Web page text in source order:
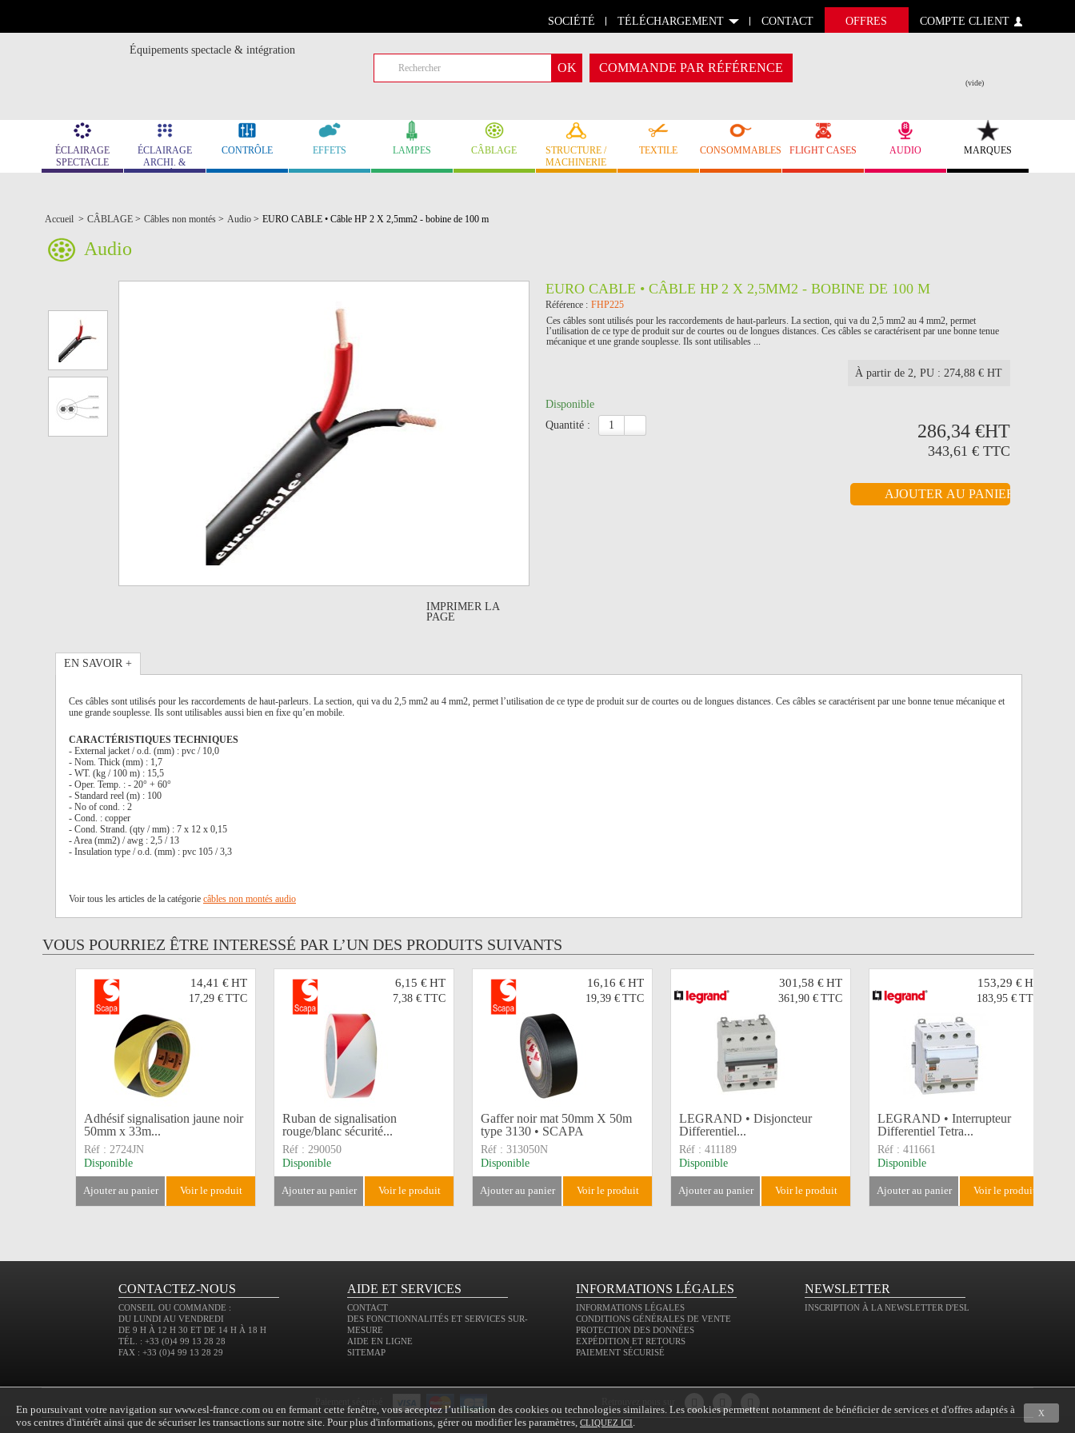
SOCIÉTÉ TÉLÉCHARGEMENT CONTACT OFFRES COMPTE CLIENT
Équipements spectacle & intégration
(vide)
COMMANDE PAR RÉFÉRENCE
ÉCLAIRAGE
SPECTACLE
ÉCLAIRAGE
ARCHI. &
MUSÉO.
CONTRÔLE EFFETS LAMPES CÂBLAGE
STRUCTURE /
MACHINERIE
TEXTILE CONSOMMABLES FLIGHT CASES AUDIO MARQUES
Accueil > CÂBLAGE > Câbles non montés > Audio > EURO CABLE • Câble HP 2 X 2,5mm2 - bobine de 100 m
Audio
IMPRIMER LA
PAGE
EURO CABLE • CÂBLE HP 2 X 2,5MM2 - BOBINE DE 100 M
Référence : FHP225
Ces câbles sont utilisés pour les raccordements de haut-parleurs. La section, qui va du 2,5 mm2 au 4 mm2, permet
l’utilisation de ce type de produit sur de courtes ou de longues distances. Ces câbles se caractérisent par une bonne tenue
mécanique et une grande souplesse. Ils sont utilisables ...
À partir de 2, PU : 274,88 € HT
Disponible
quantité :
286,34 €HT
343,61 € TTC
EN SAVOIR +
Ces câbles sont utilisés pour les raccordements de haut-parleurs. La section, qui va du 2,5 mm2 au 4 mm2, permet l’utilisation de ce type de produit sur de courtes ou de longues distances. Ces câbles se caractérisent par une bonne tenue mécanique et
une grande souplesse. Ils sont utilisables aussi bien en fixe qu’en mobile.
CARACTÉRISTIQUES TECHNIQUES
- External jacket / o.d. (mm) : pvc / 10,0
- Nom. Thick (mm) : 1,7
- WT. (kg / 100 m) : 15,5
- Oper. Temp. : - 20° + 60°
- Standard reel (m) : 100
- No of cond. : 2
- Cond. : copper
- Cond. Strand. (qty / mm) : 7 x 12 x 0,15
- Area (mm2) / awg : 2,5 / 13
- Insulation type / o.d. (mm) : pvc 105 / 3,3
Voir tous les articles de la catégorie câbles non montés audio
VOUS POURRIEZ ÊTRE INTERESSÉ PAR L’UN DES PRODUITS SUIVANTS
14,41 €HT
17,29 € TTC
Adhésif signalisation jaune noir
50mm x 33m...
Réf : 2724JN
Disponible
ajouter au panier voir le produit
6,15 €HT
7,38 € TTC
Ruban de signalisation
rouge/blanc sécurité...
Réf : 290050
Disponible
ajouter au panier voir le produit
16,16 €HT
19,39 € TTC
Gaffer noir mat 50mm X 50m
type 3130 • SCAPA
Réf : 313050N
Disponible
ajouter au panier voir le produit
301,58 €HT
361,90 € TTC
LEGRAND • Disjoncteur
Differentiel...
Réf : 411189
Disponible
ajouter au panier voir le produit
153,29 €HT
183,95 € TTC
LEGRAND • Interrupteur
Differentiel Tetra...
Réf : 411661
Disponible
ajouter au panier voir le produit
CONTACTEZ-NOUS
CONSEIL OU COMMANDE :
DU LUNDI AU VENDREDI
DE 9 H À 12 H 30 ET DE 14 H À 18 H
TÉL. : +33 (0)4 99 13 28 28
FAX : +33 (0)4 99 13 28 29
AIDE ET SERVICES
CONTACT
DES FONCTIONNALITÉS ET SERVICES SUR-
MESURE
AIDE EN LIGNE
SITEMAP
INFORMATIONS LÉGALES
INFORMATIONS LÉGALES
CONDITIONS GÉNÉRALES DE VENTE
PROTECTION DES DONNÉES
EXPÉDITION ET RETOURS
PAIEMENT SÉCURISÉ
NEWSLETTER
INSCRIPTION À LA NEWSLETTER D'ESL
X
En poursuivant votre navigation sur www.esl-france.com ou en fermant cette fenêtre, vous acceptez l’utilisation des cookies ou technologies similaires. Les cookies permettent notamment de bénéficier de services et d'offres adaptés à
vos centres d'intérêt ainsi que de sécuriser les transactions sur notre site. Pour plus d'informations, gérer ou modifier les paramètres, CLIQUEZ ICI.